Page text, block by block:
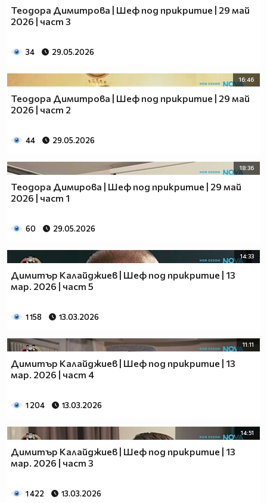
Теодора Димитрова | Шеф под прикритие | 29 май
2026 | част 3
34 29.05.2026
16:46
Теодора Димитрова | Шеф под прикритие | 29 май
2026 | част 2
44 29.05.2026
18:36
Теодора Димирова | Шеф под прикритие | 29 май
2026 | част 1
60 29.05.2026
14:33
Димитър Калайджиев | Шеф под прикритие | 13
мар. 2026 | част 5
1 158 13.03.2026
11:11
Димитър Калайджиев | Шеф под прикритие | 13
мар. 2026 | част 4
1 204 13.03.2026
14:51
Димитър Калайджиев | Шеф под прикритие | 13
мар. 2026 | част 3
1 422 13.03.2026